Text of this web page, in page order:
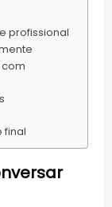
profissional
final